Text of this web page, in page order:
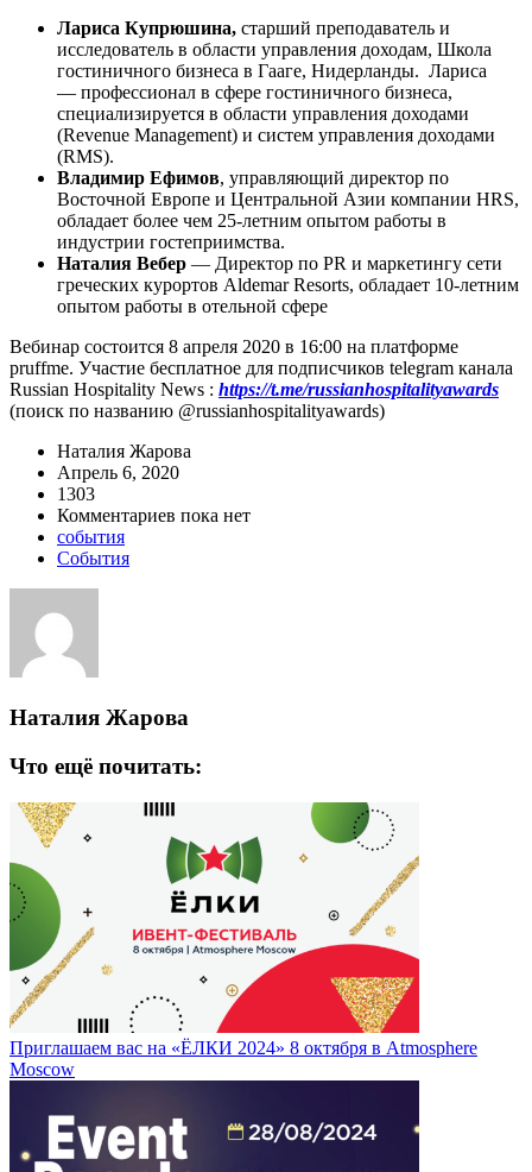
Лариса Купрюшина, старший преподаватель и
исследователь в области управления доходам, Школа
гостиничного бизнеса в Гааге, Нидерланды. Лариса
— профессионал в сфере гостиничного бизнеса,
специализируется в области управления доходами
(Revenue Management) и систем управления доходами
(RMS).
Владимир Ефимов, управляющий директор по
Восточной Европе и Центральной Азии компании HRS,
обладает более чем 25-летним опытом работы в
индустрии гостеприимства.
Наталия Вебер — Директор по PR и маркетингу сети
греческих курортов Aldemar Resorts, обладает 10-летним
опытом работы в отельной сфере
Вебинар состоится 8 апреля 2020 в 16:00 на платформе
pruffme. Участие бесплатное для подписчиков telegram канала
Russian Hospitality News : https://t.me/russianhospitalityawards
(поиск по названию @russianhospitalityawards)
Наталия Жарова
Апрель 6, 2020
1303
Комментариев пока нет
события
События
Наталия Жарова
Что ещё почитать:
Приглашаем вас на «ЁЛКИ 2024» 8 октября в Atmosphere
Moscow